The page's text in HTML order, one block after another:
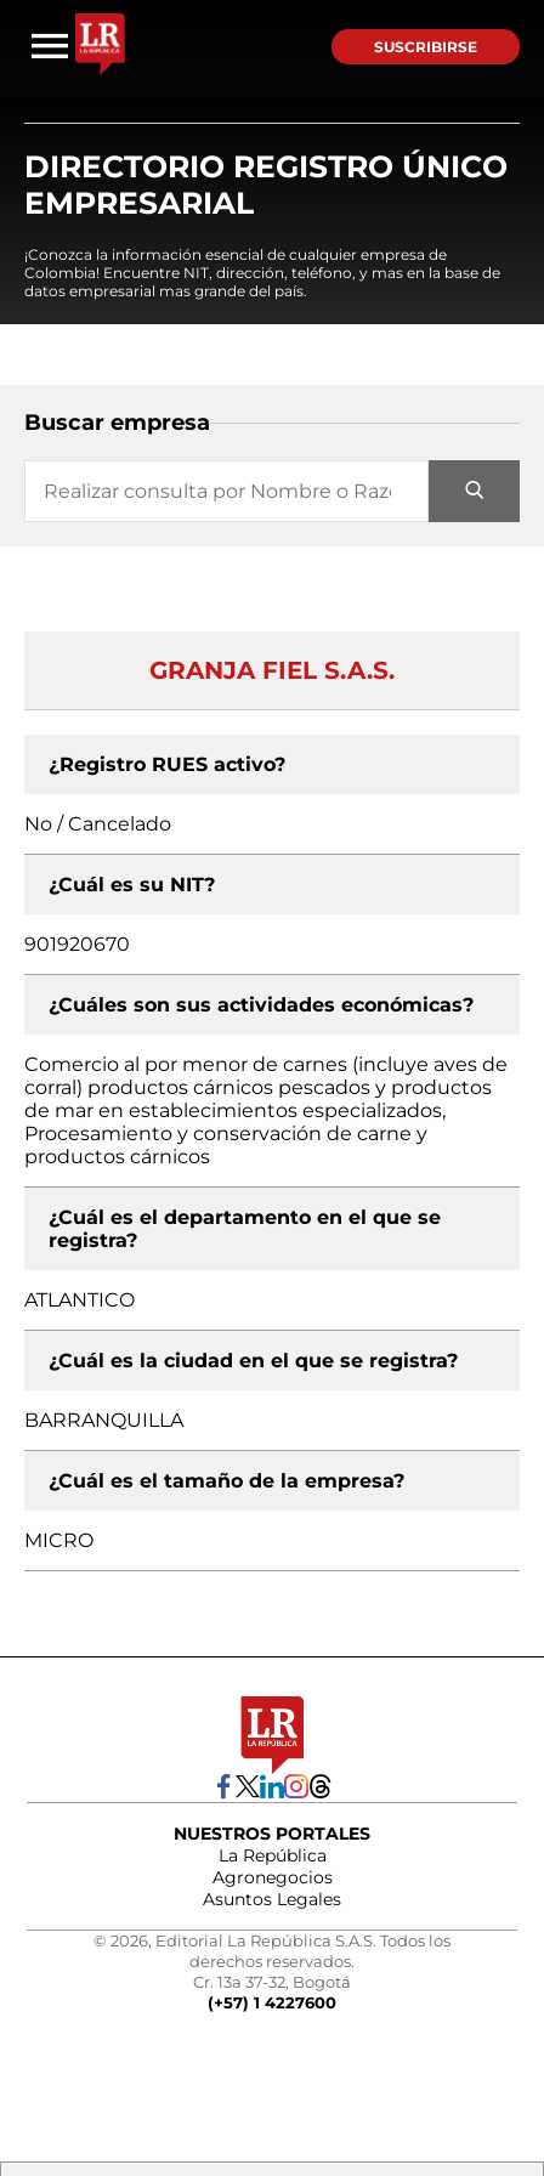
SUSCRIBIRSE
DIRECTORIO REGISTRO ÚNICO
EMPRESARIAL
¡Conozca la información esencial de cualquier empresa de
Colombia! Encuentre NIT, dirección, teléfono, y mas en la base de
datos empresarial mas grande del país.
Buscar empresa
GRANJA FIEL S.A.S.
¿Registro RUES activo?
No / Cancelado
¿Cuál es su NIT?
901920670
¿Cuáles son sus actividades económicas?
Comercio al por menor de carnes (incluye aves de
corral) productos cárnicos pescados y productos
de mar en establecimientos especializados,
Procesamiento y conservación de carne y
productos cárnicos
¿Cuál es el departamento en el que se
registra?
ATLANTICO
¿Cuál es la ciudad en el que se registra?
BARRANQUILLA
¿Cuál es el tamaño de la empresa?
MICRO
NUESTROS PORTALES
La República
Agronegocios
Asuntos Legales
© 2026, Editorial La República S.A.S. Todos los
derechos reservados.
Cr. 13a 37-32, Bogotá
(+57) 1 4227600